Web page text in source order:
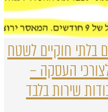
6 שוהים בלתי חוקיים לשטח
העסקה –